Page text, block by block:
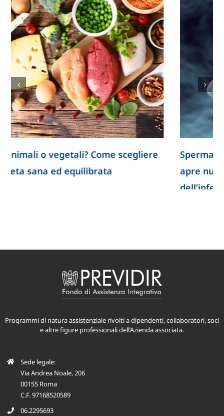
Spermatozoi creati in laboratorio: la ricerca
apre nuove prospettive per lo studio
Programmi di natura assistenziale rivolti a dipendenti, collaboratori, soci
Sede legale:
Via Andrea Noale, 206
00155 Roma
C.F. 97168520589